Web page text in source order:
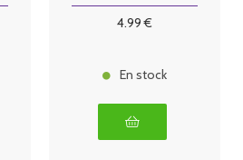
4.99 €
En stock